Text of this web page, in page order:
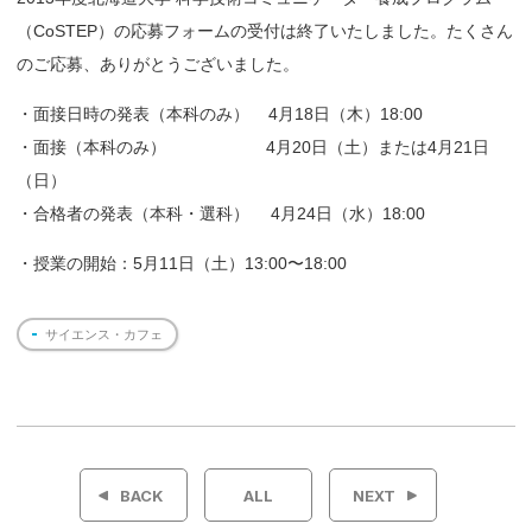
（CoSTEP）の応募フォームの受付は終了いたしました。たくさん
のご応募、ありがとうございました。
・面接日時の発表（本科のみ） 4月18日（木）18:00
・面接（本科のみ） 4月20日（土）または4月21日
（日）
・合格者の発表（本科・選科） 4月24日（水）18:00
・授業の開始：5月11日（土）13:00〜18:00
サイエンス・カフェ
投
BACK ALL NEXT